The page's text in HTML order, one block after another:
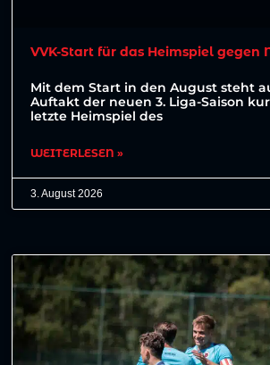
VVK-Start für das Heimspiel gegen
Mit dem Start in den August steht
Auftakt der neuen 3. Liga-Saison
letzte Heimspiel des
WEITERLESEN »
3. August 2026